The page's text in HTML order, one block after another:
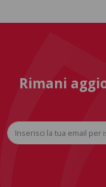
Rimani